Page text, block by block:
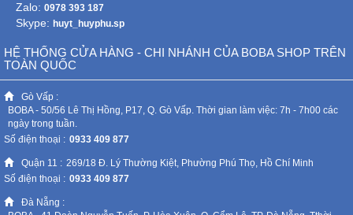
Zalo: 0978 393 187
Skype: huyt_huyphu.sp
HỆ THỐNG CỬA HÀNG - CHI NHÁNH CỦA BOBA SHOP TRÊN
TOÀN QUỐC
Gò Vấp :
BOBA - 50/56 Lê Thị Hồng, P17, Q. Gò Vấp. Thời gian làm việc: 7h - 7h00 các
ngày trong tuần.
Số điện thoại : 0933 409 877
Quận 11 : 269/18 Đ. Lý Thường Kiệt, Phường Phú Thọ, Hồ Chí Minh
Số điện thoại : 0933 409 877
Đà Nẵng :